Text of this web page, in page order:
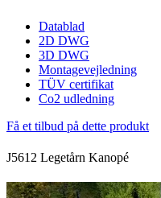
Datablad
2D DWG
3D DWG
Montagevejledning
TÜV certifikat
Co2 udledning
Få et tilbud på dette produkt
J5612 Legetårn Kanopé